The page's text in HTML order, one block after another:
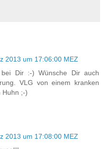
2013 um 17:06:00 MEZ
Dir :-) Wünsche Dir auch
VLG von einem kranken
Huhn ;-)
2013 um 17:08:00 MEZ